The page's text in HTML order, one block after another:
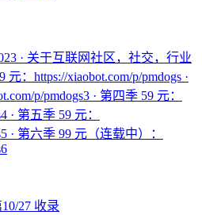
· 关于互联网社区，社交，行业
：https://xiaobot.com/p/pmdogs ·
p/pmdogs3 · 第四季 59 元：
· 第五季 59 元：
· 第六季 99 元（连载中）：
10/27 收录